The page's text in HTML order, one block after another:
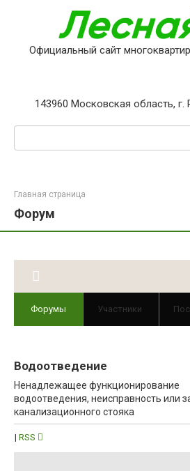
Официальный сайт
143960 Московская область, г.
Главная страница
Форум
Форумы Участники
Коммунальные услуги
Водоотведение
Ненадлежащее функционирование
водоотведения, неисправность или
канализационного стояка
| RSS